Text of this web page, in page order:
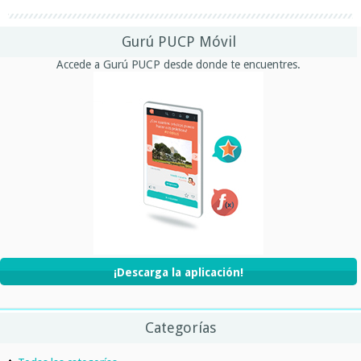
Gurú PUCP Móvil
Accede a Gurú PUCP desde donde te encuentres.
¡Descarga la aplicación!
Categorías